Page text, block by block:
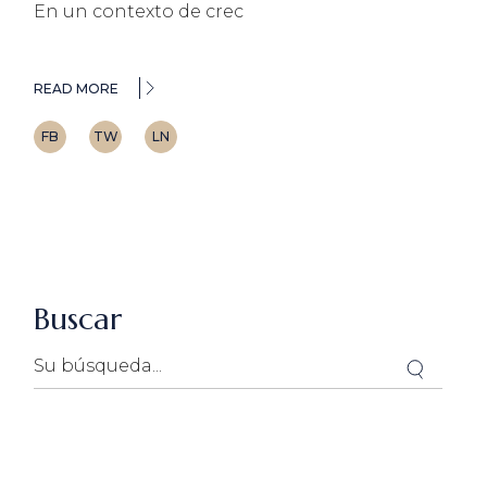
En un contexto de crec
READ MORE
FB TW LN
Buscar
Search